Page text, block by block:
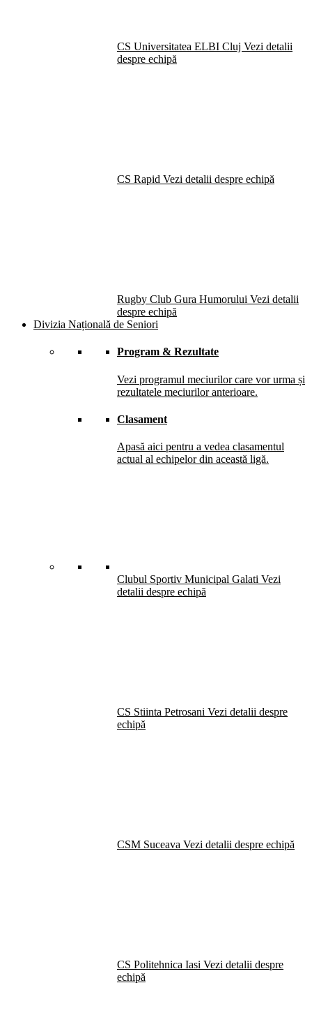
CS Universitatea ELBI Cluj Vezi detalii
despre echipă
CS Rapid Vezi detalii despre echipă
Rugby Club Gura Humorului Vezi detalii
despre echipă
Divizia Națională de Seniori
Program & Rezultate
Vezi programul meciurilor care vor urma și
rezultatele meciurilor anterioare.
Clasament
Apasă aici pentru a vedea clasamentul
actual al echipelor din această ligă.
Clubul Sportiv Municipal Galati Vezi
detalii despre echipă
CS Stiinta Petrosani Vezi detalii despre
echipă
CSM Suceava Vezi detalii despre echipă
CS Politehnica Iasi Vezi detalii despre
echipă